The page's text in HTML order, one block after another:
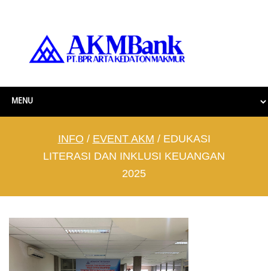
INFO / EVENT AKM / EDUKASI
LITERASI DAN INKLUSI KEUANGAN
2025